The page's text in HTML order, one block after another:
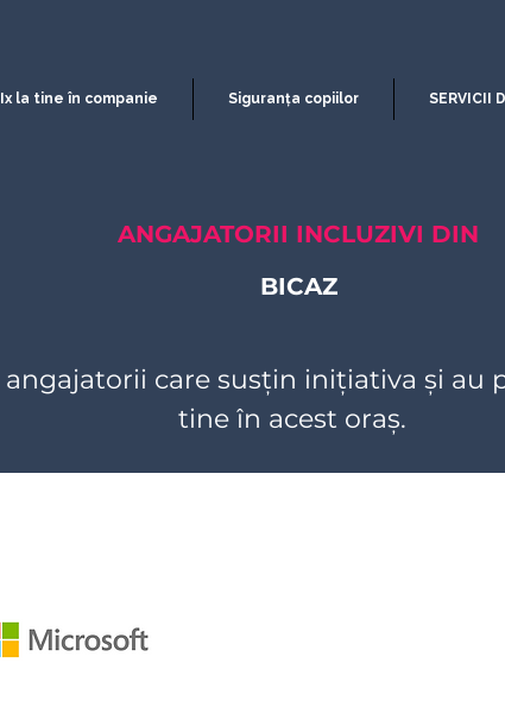
la tine în companie Siguranța copiilor SERVICII
ANGAJATORII INCLUZIVI DIN
BICAZ
angajatorii care susțin inițiativa și au
tine în acest oraș.